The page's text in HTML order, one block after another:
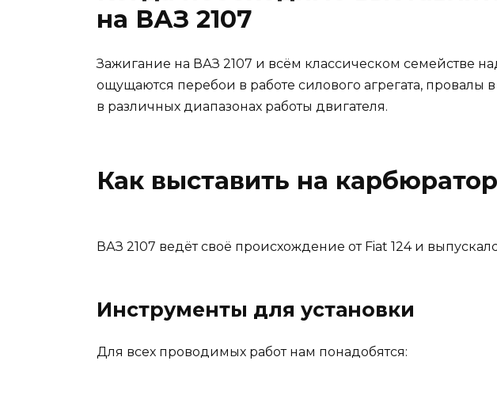
на ВАЗ 2107
Зажигание на ВАЗ 2107 и всём классическом семействе
ощущаются перебои в работе силового агрегата, провалы
в различных диапазонах работы двигателя.
Как выставить на
ВАЗ 2107 ведёт своё происхождение от Fiat 124 и
Инструменты для установки
Для всех проводимых работ нам понадобятся: